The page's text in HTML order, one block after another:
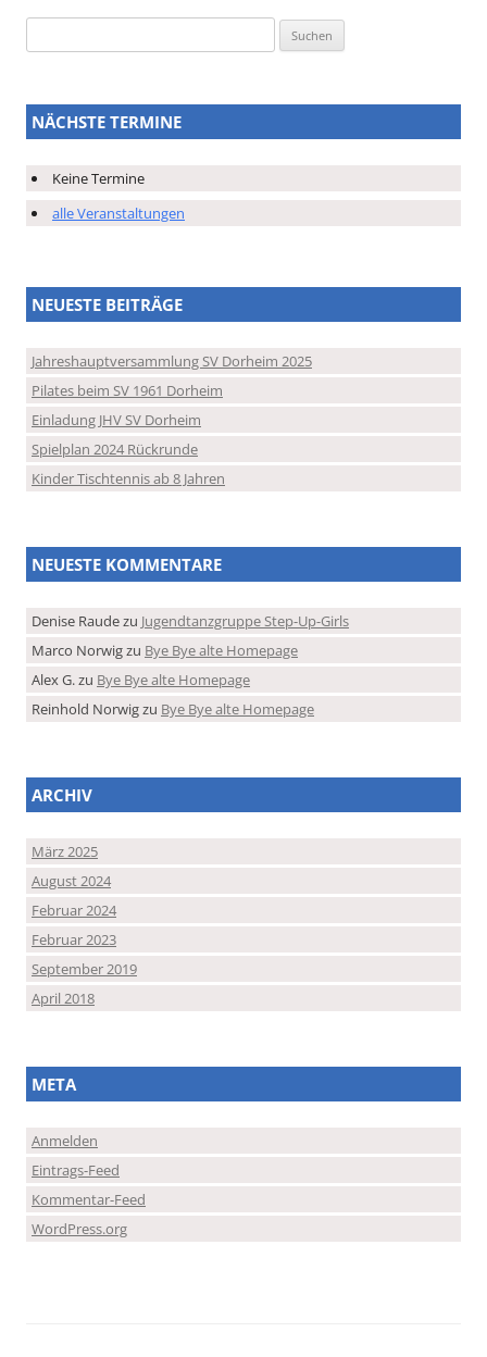
nach:
NÄCHSTE TERMINE
Keine Termine
alle Veranstaltungen
NEUESTE BEITRÄGE
Jahreshauptversammlung SV Dorheim 2025
Pilates beim SV 1961 Dorheim
Einladung JHV SV Dorheim
Spielplan 2024 Rückrunde
Kinder Tischtennis ab 8 Jahren
NEUESTE KOMMENTARE
Denise Raudezu Jugendtanzgruppe Step-Up-Girls
Marco Norwigzu Bye Bye alte Homepage
Alex G.zu Bye Bye alte Homepage
Reinhold Norwigzu Bye Bye alte Homepage
ARCHIV
März 2025
August 2024
Februar 2024
Februar 2023
September 2019
April 2018
META
Anmelden
Eintrags-Feed
Kommentar-Feed
WordPress.org